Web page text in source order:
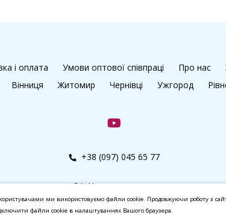
і оплата Умови оптової співпраці Про нас
Вінниця Житомир Чернівці Ужгород
+38 (097) 045 65 77
© kalibri.top 2016–2026
ми використовуємо файли cookie. Продовжуючи роботу з
файли cookie в налаштуваннях Вашого браузера.